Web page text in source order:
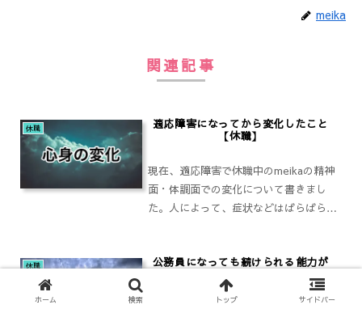
meika
関連記事
休職
適応障害になってから変化したこと
【休職】
現在、適応障害で休職中のmeikaの精神
面・体調面での変化について書きまし
た。人によって、症状などはばらばらだ
けたら。
休職
公務員になっても続けられる能力が
ホーム 検索 トップ サイドバー